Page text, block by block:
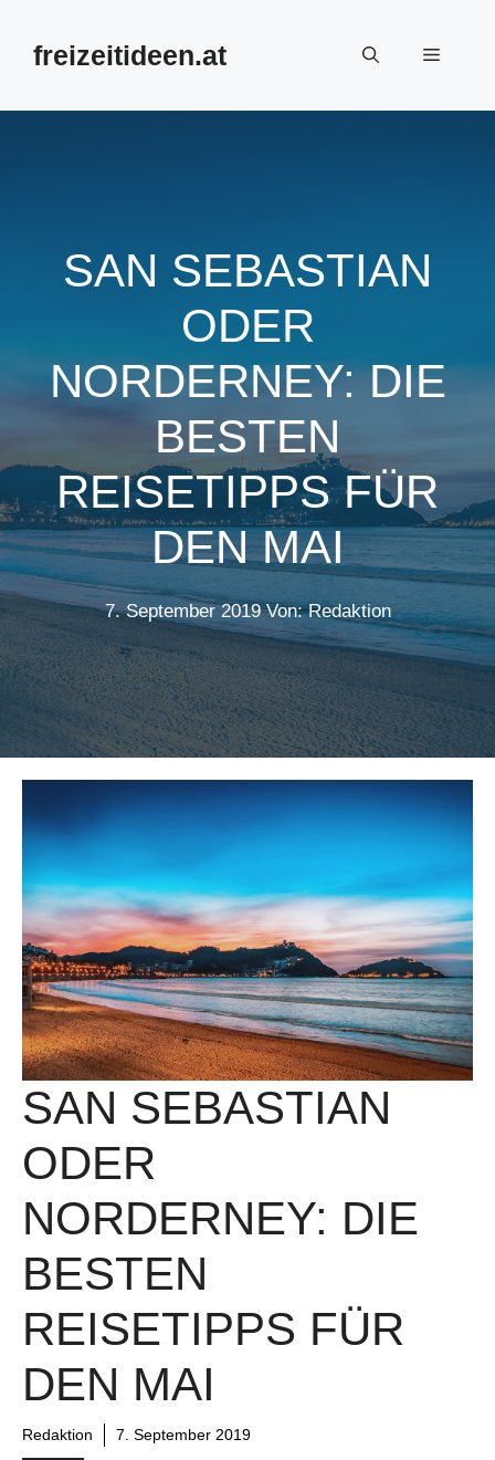
Inhalt
springenfreizeitideen.at Menü
SAN SEBASTIAN
ODER
NORDERNEY: DIE
BESTEN
REISETIPPS FÜR
DEN MAI
7. September 2019 Von: Redaktion
SAN SEBASTIAN
ODER
NORDERNEY: DIE
BESTEN
REISETIPPS FÜR
DEN MAI
Redaktion 7. September 2019